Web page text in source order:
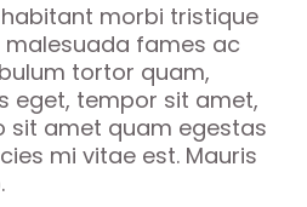
morbi tristique
fames ac
tortor quam,
eget, tempor sit amet,
sit amet quam egestas
mi vitae est. Mauris